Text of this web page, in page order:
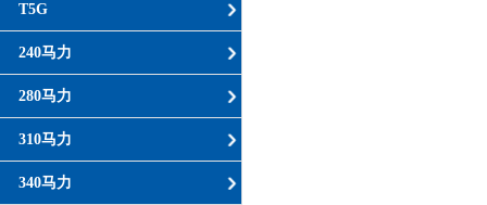
T5G
240马力
280马力
310马力
340马力